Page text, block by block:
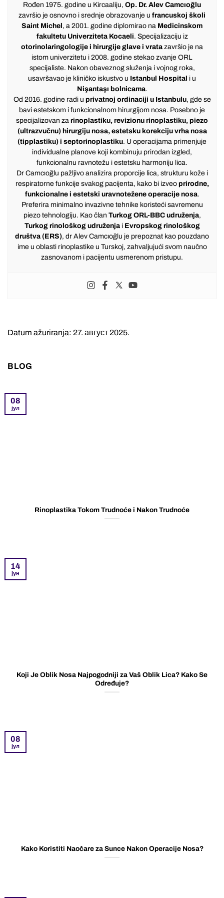
Rođen 1975. godine u Kircaaliju, Op. Dr. Alev Camcıoğlu
završio je osnovno i srednje obrazovanje u francuskoj školi
Saint Michel, a 2001. godine diplomirao na Medicinskom
fakultetu Univerziteta Kocaeli. Specijalizaciju iz
otorinolaringologije i hirurgije glave i vrata završio je na
istom univerzitetu i 2008. godine stekao zvanje ORL
specijaliste. Nakon obaveznog služenja i vojnog roka,
usavršavao je kliničko iskustvo u Istanbul Hospital i u
Nişantaşı bolnicama.
Od 2016. godine radi u privatnoj ordinaciji u Istanbulu, gde se
bavi estetskom i funkcionalnom hirurgijom nosa. Posebno je
specijalizovan za rinoplastiku, revizionu rinoplastiku, piezo
(ultrazvučnu) hirurgiju nosa, estetsku korekciju vrha nosa
(tipplastiku) i septorinoplastiku. U operacijama primenjuje
individualne planove koji kombinuju prirodan izgled,
funkcionalnu ravnotežu i estetsku harmoniju lica.
Dr Camcıoğlu pažljivo analizira proporcije lica, strukturu kože i
respiratorne funkcije svakog pacijenta, kako bi izveo prirodne,
funkcionalne i estetski uravnotežene operacije nosa.
Preferira minimalno invazivne tehnike koristeći savremenu
piezo tehnologiju. Kao član Turkog ORL-BBC udruženja,
Turkog rinološkog udruženjai Evropskog rinološkog
društva (ERS), dr Alev Camcıoğlu je prepoznat kao pouzdano
ime u oblasti rinoplastike u Turskoj, zahvaljujući svom naučno
zasnovanom i pacijentu usmerenom pristupu.
Datum ažuriranja: 27. август 2025.
BLOG
Rinoplastika Tokom Trudnoće i Nakon Trudnoće
08
јул
Koji Je Oblik Nosa Najpogodniji za Vaš Oblik Lica? Kako Se
Određuje?
14
јун
Kako Koristiti Naočare za Sunce Nakon Operacije Nosa?
08
јул